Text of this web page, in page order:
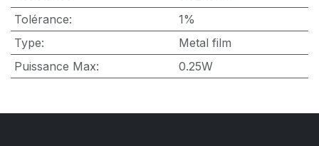
Tolérance:
1%
Type:
Metal film
Puissance Max: 0.25W